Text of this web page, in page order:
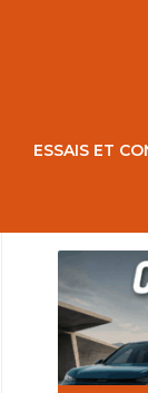
ESSAIS ET